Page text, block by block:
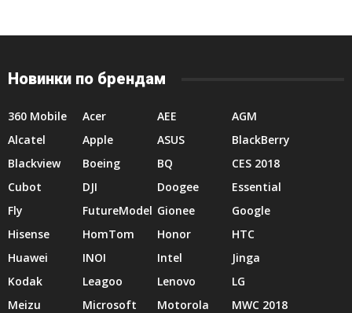
Новинки по брендам
360 Mobile Acer AEE
AGM
Alcatel
Apple ASUS
BlackBerry
Blackview
Boeing BQ
CES 2018
Cubot
DJI Doogee
Essential
Fly
FutureModel Gionee
Google
Hisense
HomTom Honor
HTC
Huawei
INOI Intel
Jinga
Kodak
Leagoo Lenovo
LG
Meizu
Microsoft Motorola
MWC 2018